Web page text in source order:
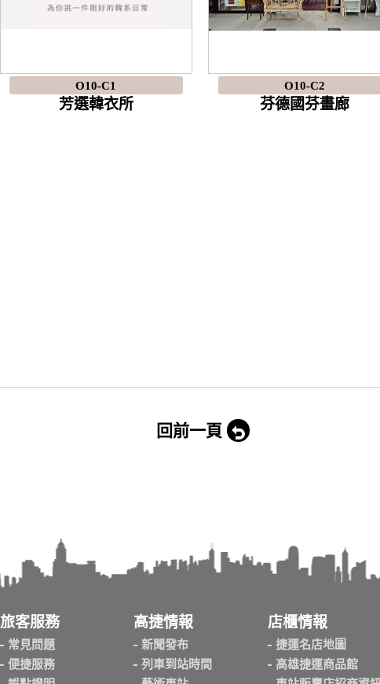
O10-C1
芳選韓衣所
O10-C2
芬德國芬畫廊
回前一頁
旅客服務
常見問題
便捷服務
高捷情報
新聞發布
列車到站時間
店櫃情報
捷運名店地圖
高雄捷運商品館